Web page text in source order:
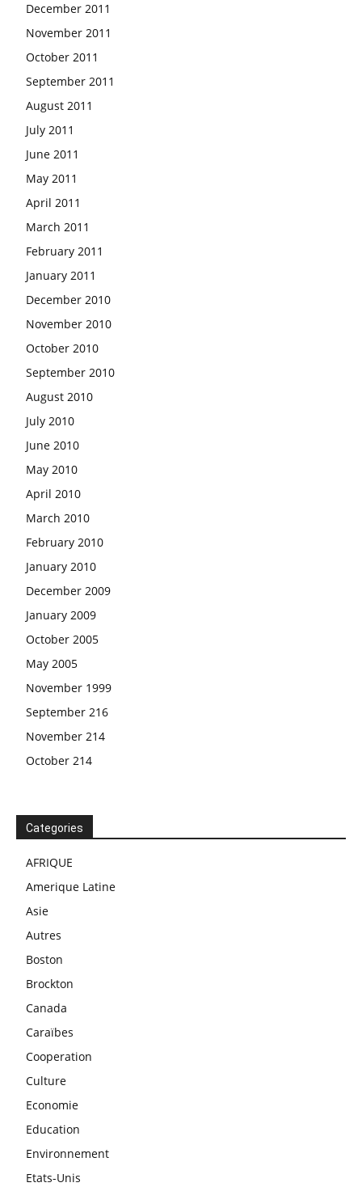
December 2011
November 2011
October 2011
September 2011
August 2011
July 2011
June 2011
May 2011
April 2011
March 2011
February 2011
January 2011
December 2010
November 2010
October 2010
September 2010
August 2010
July 2010
June 2010
May 2010
April 2010
March 2010
February 2010
January 2010
December 2009
January 2009
October 2005
May 2005
November 1999
September 216
November 214
October 214
Categories
AFRIQUE
Amerique Latine
Asie
Autres
Boston
Brockton
Canada
Caraïbes
Cooperation
Culture
Economie
Education
Environnement
Etats-Unis